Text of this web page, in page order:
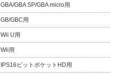
GBA/GBA SP/GBA micro用
GB/GBC用
Wii U用
Wii用
IPS16ビットポケットHD用